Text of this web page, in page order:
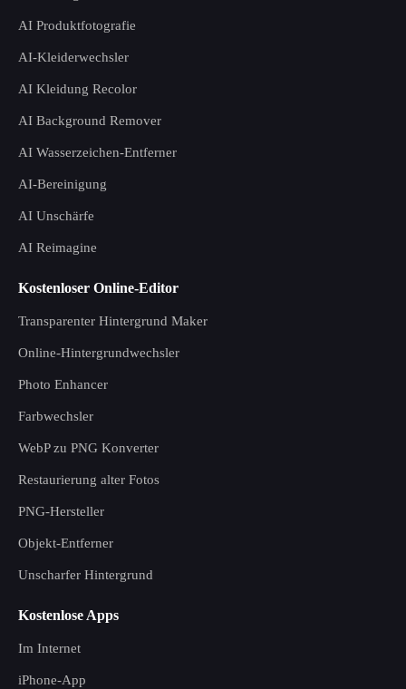
AI Produktfotografie
AI-Kleiderwechsler
AI Kleidung Recolor
AI Background Remover
AI Wasserzeichen-Entferner
AI-Bereinigung
AI Unschärfe
AI Reimagine
Kostenloser Online-Editor
Transparenter Hintergrund Maker
Online-Hintergrundwechsler
Photo Enhancer
Farbwechsler
WebP zu PNG Konverter
Restaurierung alter Fotos
PNG-Hersteller
Objekt-Entferner
Unscharfer Hintergrund
Kostenlose Apps
Im Internet
iPhone-App